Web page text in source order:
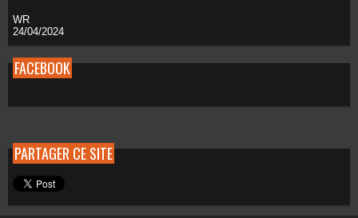
WR
24/04/2024
FACEBOOK
PARTAGER CE SITE